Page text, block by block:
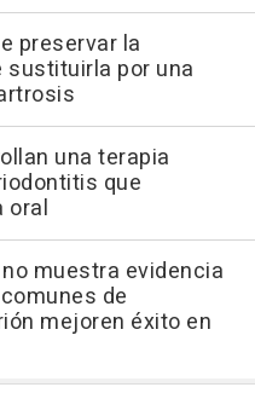
preservar la
por una
una terapia
que
oral
muestra evidencia
de
mejoren éxito en